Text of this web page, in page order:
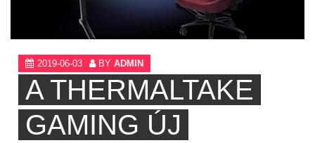
2019-06-03 BY ADMIN
A THERMALTAKE
GAMING ÚJ